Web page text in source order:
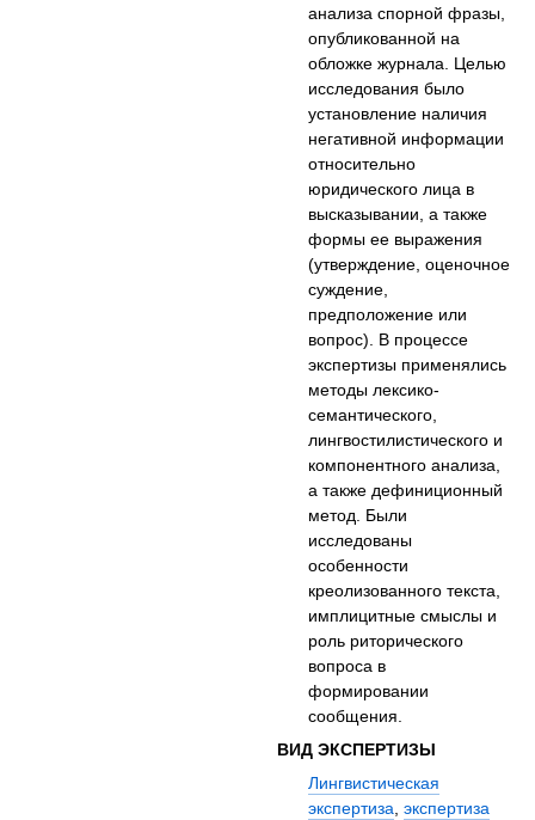
анализа спорной фразы,
опубликованной на
обложке журнала. Целью
исследования было
установление наличия
негативной информации
относительно
юридического лица в
высказывании, а также
формы ее выражения
(утверждение, оценочное
суждение,
предположение или
вопрос). В процессе
экспертизы применялись
методы лексико-
семантического,
лингвостилистического и
компонентного анализа,
а также дефиниционный
метод. Были
исследованы
особенности
креолизованного текста,
имплицитные смыслы и
роль риторического
вопроса в
формировании
сообщения.
ВИД ЭКСПЕРТИЗЫ
Лингвистическая
экспертиза,экспертиза